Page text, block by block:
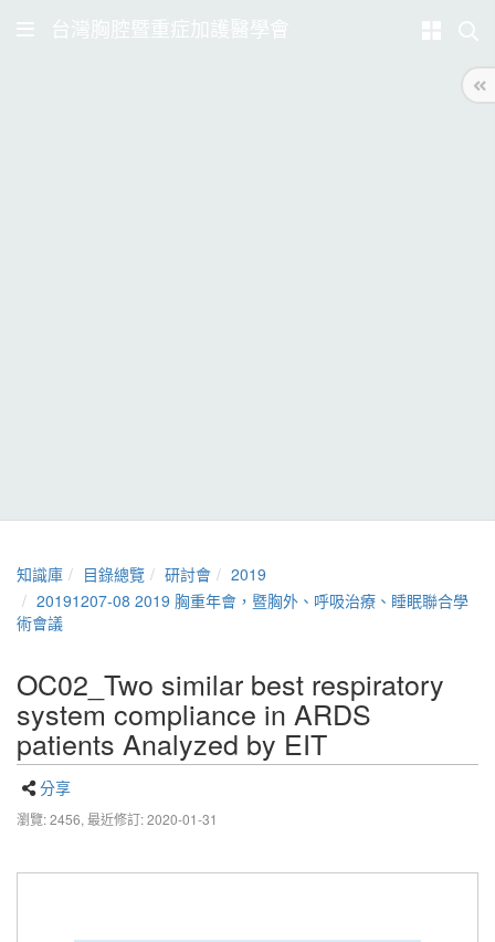
台灣胸腔暨重症加護醫學會
知識庫 目錄總覽 研討會
2019
20191207-08 2019 胸重年會，暨胸外、呼吸治療、睡眠聯合學
術會議
OC02_Two similar best respiratory
system compliance in ARDS
patients Analyzed by EIT
分享
瀏覽: 2456, 最近修訂: 2020-01-31